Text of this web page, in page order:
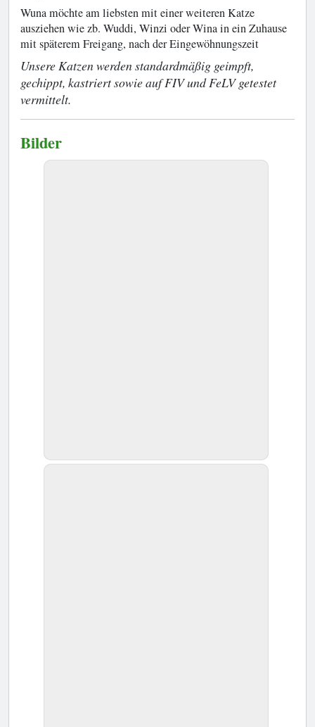
Wuna möchte am liebsten mit einer weiteren Katze
ausziehen wie zb. Wuddi, Winzi oder Wina in ein Zuhause
mit späterem Freigang, nach der Eingewöhnungszeit
Unsere Katzen werden standardmäßig geimpft,
gechippt, kastriert sowie auf FIV und FeLV getestet
vermittelt.
Bilder